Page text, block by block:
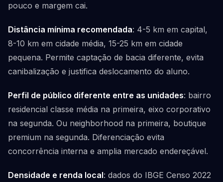
pouco e margem cai.
Distância mínima recomendada: 4-5 km em capital,
8-10 km em cidade média, 15-25 km em cidade
pequena. Permite captação de bacia diferente, evita
canibalização e justifica deslocamento do aluno.
Perfil de público diferente entre as unidades: bairro
residencial classe média na primeira, eixo corporativo
na segunda. Ou neighborhood na primeira, boutique
premium na segunda. Diferenciação evita
concorrência interna e amplia mercado endereçável.
Densidade e renda local: dados do IBGE Censo 2022